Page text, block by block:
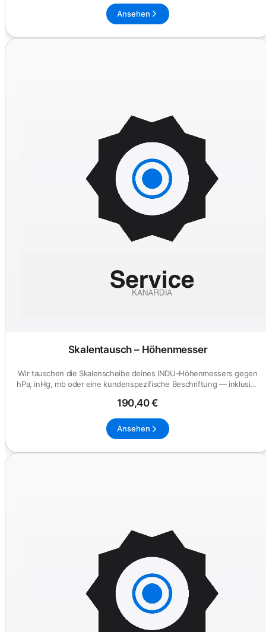
Ansehen
Skalentausch – Höhenmesser
Wir tauschen die Skalenscheibe deines INDU-Höhenmessers gegen
hPa, inHg, mb oder eine kundenspezifische Beschriftung — inklusive
190,40 €
Ansehen